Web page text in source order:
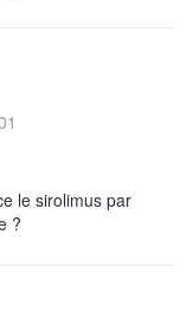
le sirolimus par
?